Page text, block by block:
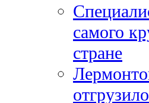
самого
стране